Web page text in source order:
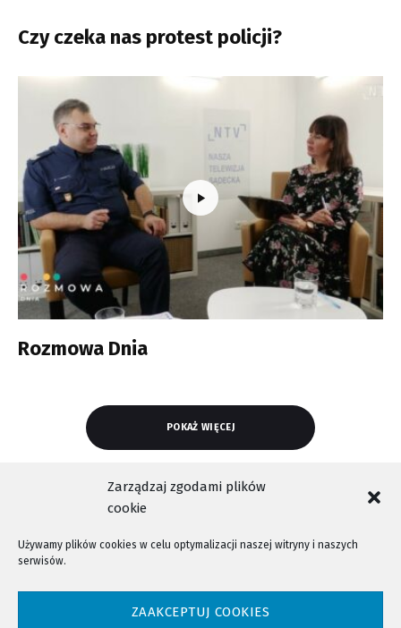
Zarządzaj zgodami plików
cookie
Używamy plików cookies w celu optymalizacji naszej witryny i naszych
serwisów.
ZAAKCEPTUJ COOKIES
Czy czeka nas protest policji?
Rozmowa Dnia
POKAŻ WIĘCEJ
NTV - Nasza Telewizja Sądecka © 2023 Wszystkie prawa zastrzeżone!